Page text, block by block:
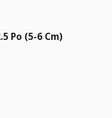
Po (5-6 Cm)